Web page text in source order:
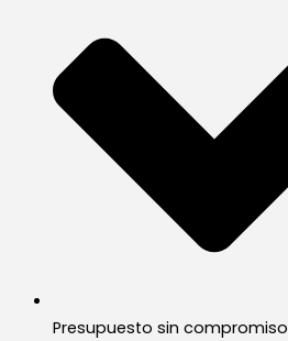
Presupuesto sin compromiso